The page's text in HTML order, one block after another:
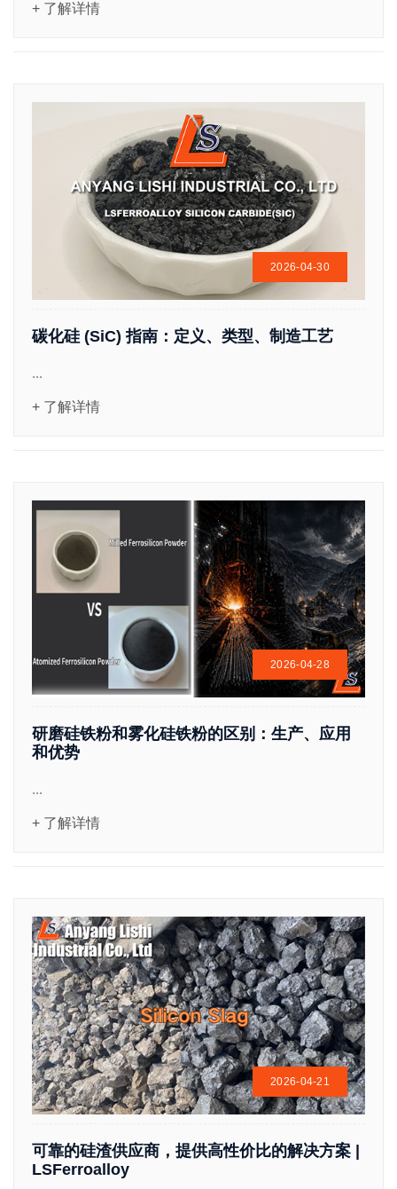
+ 了解详情
2026-04-30
碳化硅 (SiC) 指南：定义、类型、制造工艺
...
+ 了解详情
2026-04-28
研磨硅铁粉和雾化硅铁粉的区别：生产、应用
和优势
...
+ 了解详情
2026-04-21
可靠的硅渣供应商，提供高性价比的解决方案 |
LSFerroalloy